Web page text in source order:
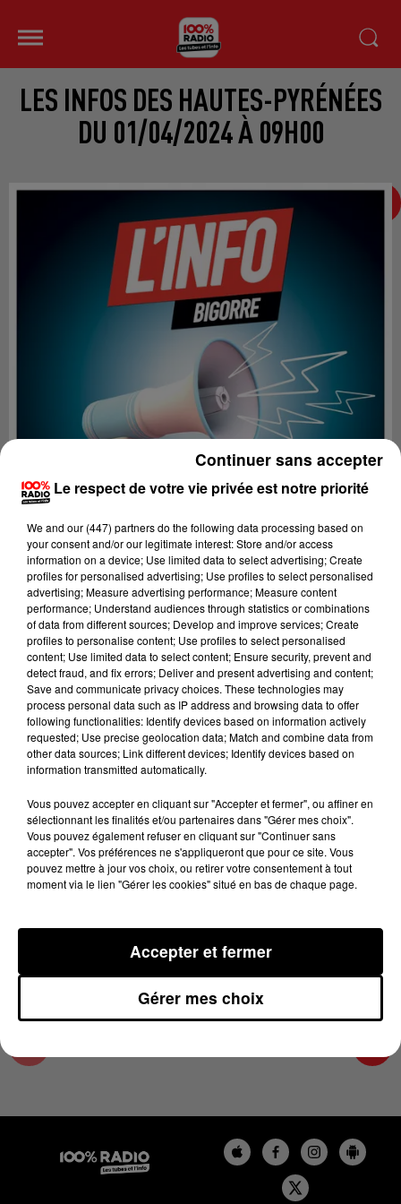
LES INFOS DES HAUTES-PYRÉNÉES
DU 01/04/2024 À 09H00
Lecture (4 min 22 sec)
100%
100% Radio les infos des Hautes-Pyrénées
1er avril 2024 - 4 min 22 sec
LES INFOS DES HAUTES-PYRÉNÉES DU
01/04/2024 À 09H00
Podcasts infos des Hautes-Pyrénées
Le respect de votre vie privée est notre priorité
We and our (447) partnersdo the following data processing based on
your consent and/or our legitimate interest: Store and/or access
information on a device; Use limited data to select advertising; Create
profiles for personalised advertising; Use profiles to select personalised
advertising; Measure advertising performance; Measure content
performance; Understand audiences through statistics or combinations
of data from different sources; Develop and improve services; Create
profiles to personalise content; Use profiles to select personalised
content; Use limited data to select content; Ensure security, prevent and
detect fraud, and fix errors; Deliver and present advertising and content;
Save and communicate privacy choices. These technologies may
process personal data such as IP address and browsing data to offer
following functionalities: Identify devices based on information actively
requested; Use precise geolocation data; Match and combine data from
other data sources; Link different devices; Identify devices based on
information transmitted automatically.
Vous pouvez accepter en cliquant sur "Accepter et fermer", ou affiner en
sélectionnant les finalités et/ou partenaires dans "Gérer mes choix".
Vous pouvez également refuser en cliquant sur "Continuer sans
accepter". Vos préférences ne s'appliqueront que pour ce site. Vous
pouvez mettre à jour vos choix, ou retirer votre consentement à tout
moment via le lien "Gérer les cookies" situé en bas de chaque page.
Gérer mes choix
Accepter et fermer
Continuer sans accepter